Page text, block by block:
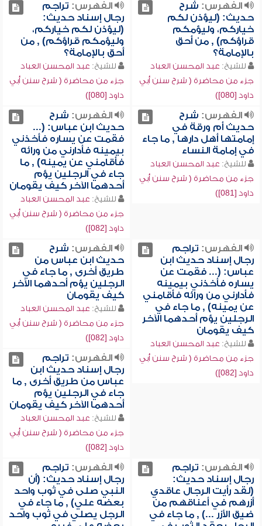
الفهرس: شرح
حديث: (ليؤذن لكم
خياركم، وليؤمكم
قراؤكم) , من أحق
بالإمامة؟
للشيخ: عبد المحسن العباد
جزء من محاضرة ( شرح سنن أبي
داود [080])
الفهرس: تراجم
رجال إسناد حديث:
(ليؤذن لكم خياركم،
وليؤمكم قراؤكم) , من
أحق بالإمامة؟
للشيخ: عبد المحسن العباد
جزء من محاضرة ( شرح سنن أبي
داود [080])
الفهرس: شرح
حديث أم ورقة في
إمامتها أهل دارها , ما جاء
في إمامة النساء
للشيخ: عبد المحسن العباد
جزء من محاضرة ( شرح سنن أبي
داود [081])
الفهرس: شرح
حديث ابن عباس: (...
فقمت عن يساره فأخذني
بيمينه فأدارني من ورائه
فأقامني عن يمينه) , ما
جاء في الرجلين يؤم
أحدهما الآخر كيف يقومان
للشيخ: عبد المحسن العباد
جزء من محاضرة ( شرح سنن أبي
داود [082])
الفهرس: تراجم
رجال إسناد حديث ابن
عباس: (... فقمت عن
يساره فأخذني بيمينه
فأدارني من ورائه فأقامني
عن يمينه) , ما جاء في
الرجلين يؤم أحدهما الآخر
كيف يقومان
للشيخ: عبد المحسن العباد
جزء من محاضرة ( شرح سنن أبي
داود [082])
الفهرس: شرح
حديث ابن عباس من
طريق أخرى , ما جاء في
الرجلين يؤم أحدهما الآخر
كيف يقومان
للشيخ: عبد المحسن العباد
جزء من محاضرة ( شرح سنن أبي
داود [082])
الفهرس: تراجم
رجال إسناد حديث ابن
عباس من طريق أخرى , ما
جاء في الرجلين يؤم
أحدهما الآخر كيف يقومان
للشيخ: عبد المحسن العباد
جزء من محاضرة ( شرح سنن أبي
داود [082])
الفهرس: تراجم
رجال إسناد حديث:
(لقد رأيت الرجال عاقدي
أزرهم في أعناقهم من
ضيق الأزر ...) , ما جاء في
الفهرس: تراجم
رجال إسناد حديث: (أن
النبي صلى في ثوب واحد
بعضه علي) , ما جاء في
الرجل يصلي في ثوب واحد